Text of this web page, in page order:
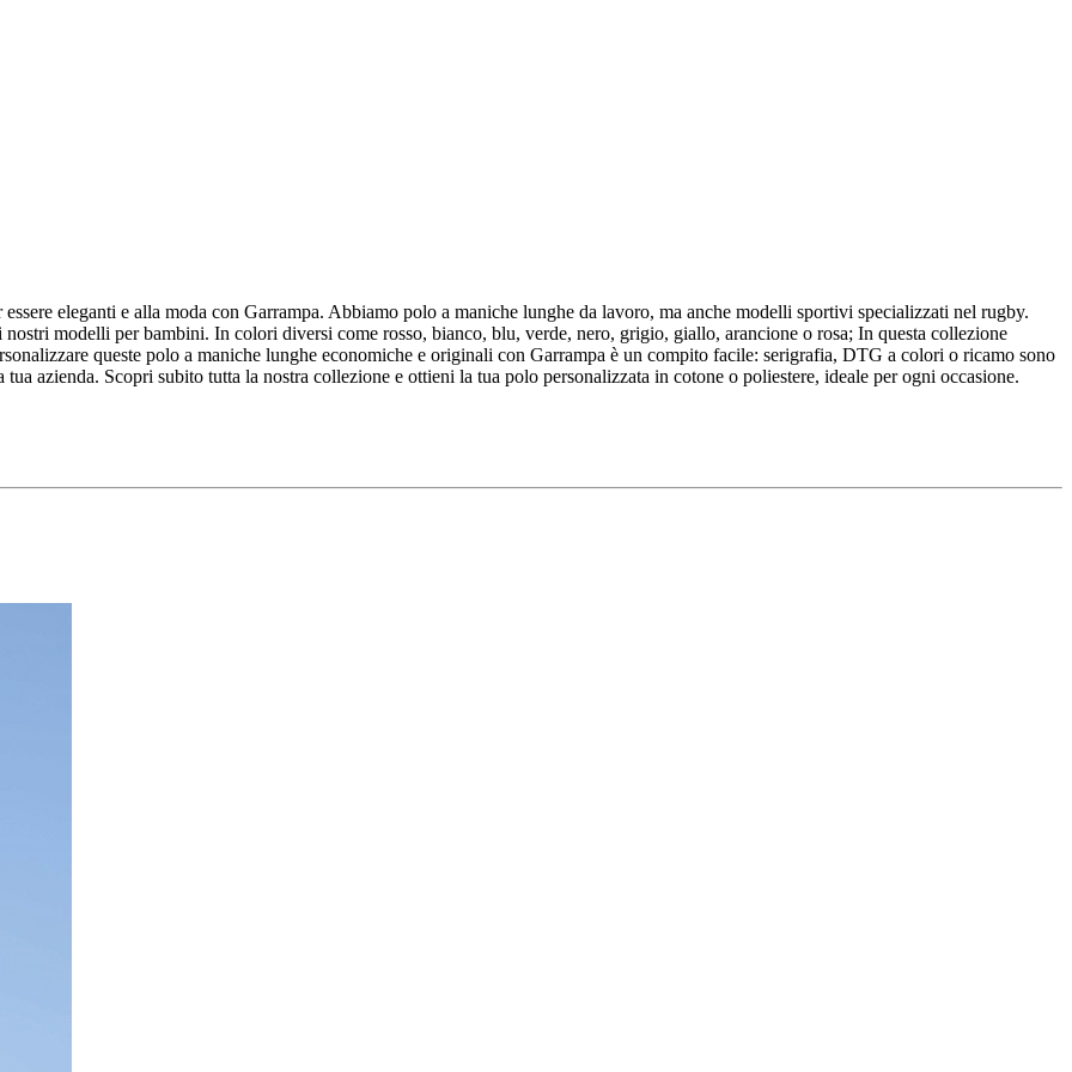
eleganti e alla moda con Garrampa. Abbiamo polo a maniche lunghe da lavoro, ma anche modelli sportivi specializzati nel rugby.
modelli per bambini. In colori diversi come rosso, bianco, blu, verde, nero, grigio, giallo, arancione o rosa; In questa collezione
queste polo a maniche lunghe economiche e originali con Garrampa è un compito facile: serigrafia, DTG a colori o ricamo sono
azienda. Scopri subito tutta la nostra collezione e ottieni la tua polo personalizzata in cotone o poliestere, ideale per ogni occasione.